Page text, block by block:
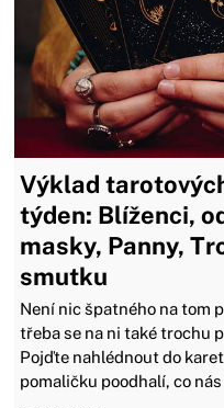
Výklad
týden: Blíženci,
masky, Panny,
smutku
Není nic špatného na tom
třeba se na ni také trochu
Pojďte nahlédnout do
pomaličku poodhalí, co